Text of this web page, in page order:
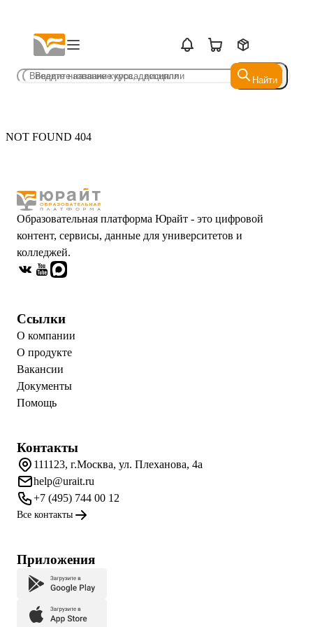
Найти
Найти
NOT FOUND 404
Образовательная платформа Юрайт - это цифровой
контент, сервисы, данные для университетов и
колледжей.
Ссылки
О компании
О продукте
Вакансии
Документы
Помощь
Контакты
111123, г.Москва, ул. Плеханова, 4а
help@urait.ru
+7 (495) 744 00 12
Все контакты
Приложения